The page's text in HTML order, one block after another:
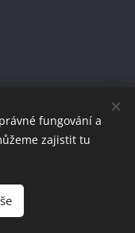
fungování a
zajistit tu